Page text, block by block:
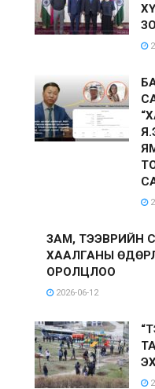
ЗАМ, ТЭЭВРИЙН
ХААЛГАНЫ
ОРОЛЦЛОО
2026-06-12